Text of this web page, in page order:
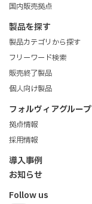
国内販売拠点
製品を探す
製品カテゴリから探す
フリーワード検索
販売終了製品
個人向け製品
フォルヴィアグループ
拠点情報
採用情報
導入事例
お知らせ
Follow us